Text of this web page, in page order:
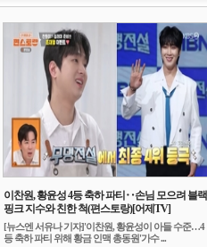
이찬원, 황윤성 4등 축하 파티‥손님 모으려 블랙
핑크 지수와 친한 척(편스토랑)[어제TV]
[뉴스엔 서유나 기자]'이찬원, 황윤성이 아들 수준…4
등 축하 파티 위해 황금 인맥 총동원'가수 ...